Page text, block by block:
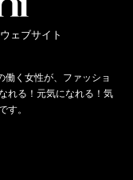
ェブサイト
く女性が、ファッショ
れる！元気になれる！気
す。